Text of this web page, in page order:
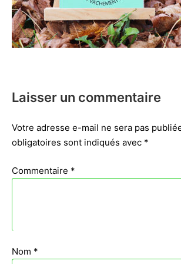
Laisser un commentaire
Votre adresse e-mail ne sera pas
obligatoires sont indiqués avec *
Commentaire *
Nom *